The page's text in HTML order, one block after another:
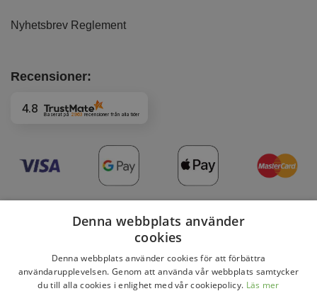
Nyhetsbrev Reglement
Recensioner:
4.8 Baserat på 2963 recensionerfrån alla tider
Copyright 2026 © DaviBikes.se
Denna webbplats använder
cookies
Denna webbplats använder cookies för att förbättra
användarupplevelsen. Genom att använda vår webbplats samtycker
du till alla cookies i enlighet med vår cookiepolicy. Läs mer